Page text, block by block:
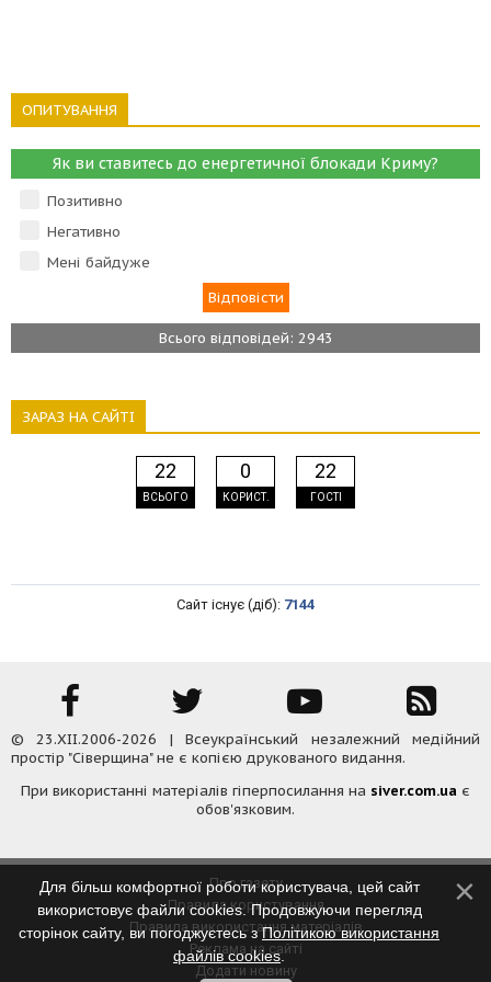
ОПИТУВАННЯ
Як ви ставитесь до енергетичної блокади Криму?
Позитивно
Негативно
Мені байдуже
Всього відповідей: 2943
ЗАРАЗ НА САЙТІ
22
ВСЬОГО
0
КОРИСТ.
22
ГОСТІ
Сайт існує (діб): 7144
© 23.XII.2006-2026 | Всеукраїнський незалежний медійний
простір "Сіверщина" не є копією друкованого видання.
При використанні матеріалів гіперпосилання на siver.com.ua є
обов'язковим.
Про газету
Правила користування
Правила використання матеріалів
Реклама на сайті
Додати новину
Для більш комфортної роботи користувача, цей сайт
використовує файли cookies. Продовжуючи перегляд
сторінок сайту, ви погоджуєтесь зПолітикою використання
файлів cookies.